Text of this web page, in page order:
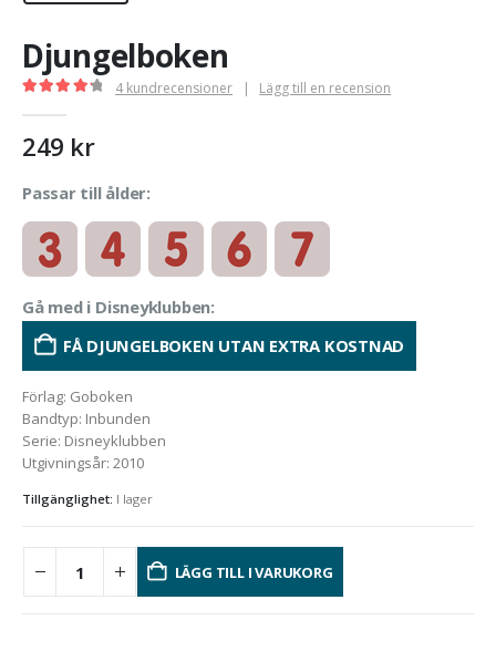
Djungelboken
4 kundrecensioner | Lägg till en recension
249 kr
Passar till ålder:
Gå med i Disneyklubben:
FÅ DJUNGELBOKEN UTAN EXTRA KOSTNAD
Förlag: Goboken
Bandtyp: Inbunden
Serie: Disneyklubben
Utgivningsår: 2010
Tillgänglighet: I lager
LÄGG TILL I VARUKORG